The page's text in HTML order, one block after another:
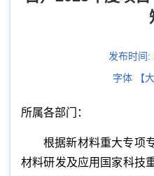
发布时间:
字体 【大
所属各部门：
根据新材料重大专项
材料研发及应用国家科技